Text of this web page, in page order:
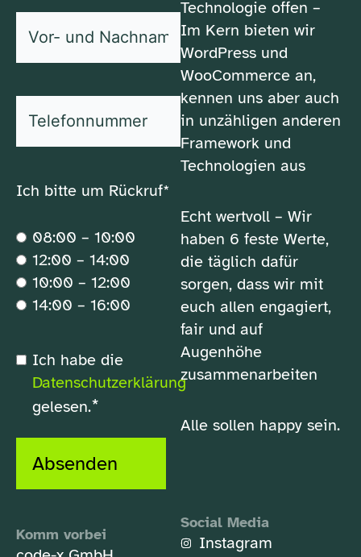
und
Nachname*
Ich bitte um Rückruf*
08:00 – 10:00
12:00 – 14:00
10:00 – 12:00
14:00 – 16:00
Datenschutzerklärung
Ich habe die
Datenschutzerklärung
gelesen.*
Absenden
Komm vorbei
Technologie offen –
Im Kern bieten wir
WordPress und
WooCommerce an,
kennen uns aber auch
in unzähligen anderen
Framework und
Technologien aus
Echt wertvoll – Wir
haben 6 feste Werte,
die täglich dafür
sorgen, dass wir mit
euch allen engagiert,
fair und auf
Augenhöhe
zusammenarbeiten
Alle sollen happy sein.
Social Media
Instagram